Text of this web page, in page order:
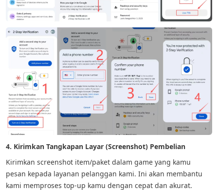
4. Kirimkan Tangkapan Layar (Screenshot) Pembelian
Kirimkan screenshot item/paket dalam game yang kamu
pesan kepada layanan pelanggan kami. Ini akan membantu
kami memproses top-up kamu dengan cepat dan akurat.